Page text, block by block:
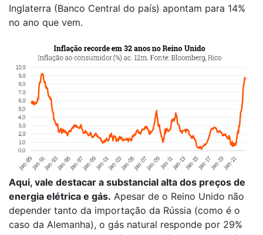
Inglaterra (Banco Central do país) apontam para 14%
no ano que vem.
Aqui, vale destacar a substancial alta dos preços de
energia elétrica e gás. Apesar de o Reino Unido não
depender tanto da importação da Rússia (como é o
caso da Alemanha), o gás natural responde por 29%